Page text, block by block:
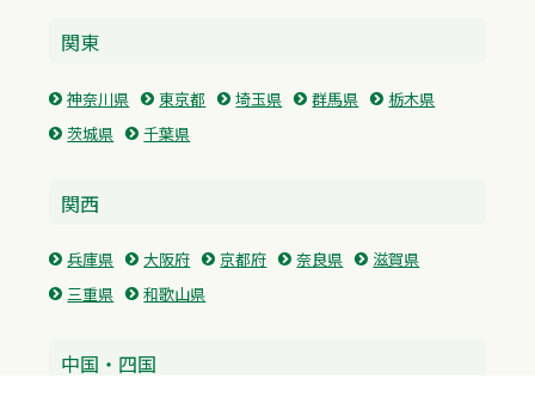
関東
神奈川県 東京都 埼玉県 群馬県
栃木県
茨城県
千葉県
関西
兵庫県 大阪府 京都府 奈良県
滋賀県
三重県
和歌山県
中国・四国